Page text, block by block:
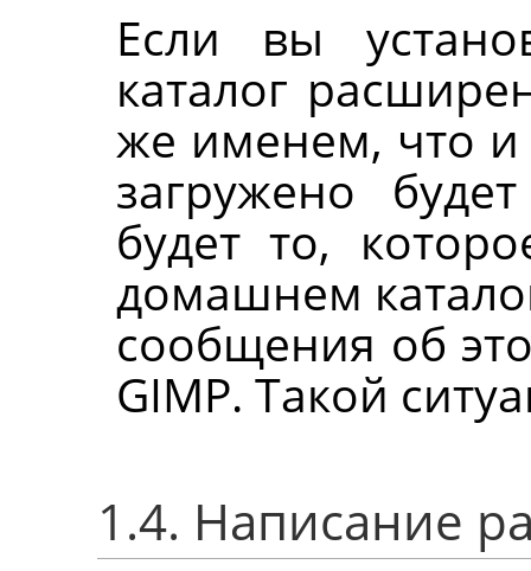
Если вы
каталог
же именем, что и
загружено
будет то,
домашнем
сообщения об
GIMP. Такой
1.4. Написание